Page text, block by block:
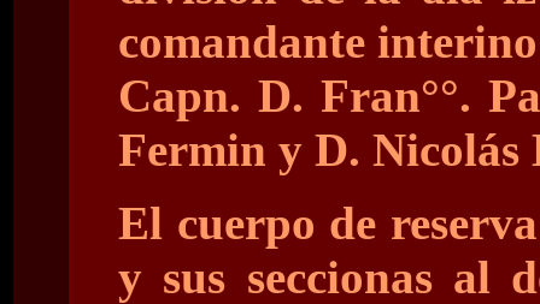
comandante interino
Capn. D. Fran°°.
Fermin y D. Nicolás
El cuerpo de
y sus seccionas al